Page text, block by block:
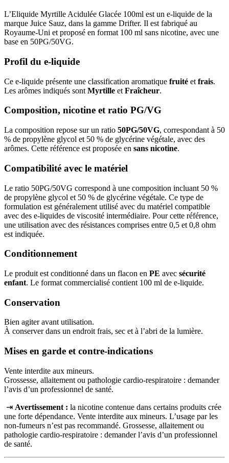
L’Eliquide Myrtille Acidulée Glacée 100ml est un e-liquide de la
marque Juice Sauz, dans la gamme Drifter. Il est fabriqué au
Royaume-Uni et proposé en format 100 ml sans nicotine, avec une
base en 50PG/50VG.
Profil du e-liquide
Ce e-liquide présente une classification aromatique fruité et frais.
Les arômes indiqués sont Myrtille et Fraîcheur.
Composition, nicotine et ratio PG/VG
La composition repose sur un ratio 50PG/50VG, correspondant à 50
% de propylène glycol et 50 % de glycérine végétale, avec des
arômes. Cette référence est proposée en sans nicotine.
Compatibilité avec le matériel
Le ratio 50PG/50VG correspond à une composition incluant 50 %
de propylène glycol et 50 % de glycérine végétale. Ce type de
formulation est généralement utilisé avec du matériel compatible
avec des e-liquides de viscosité intermédiaire. Pour cette référence,
une utilisation avec des résistances comprises entre 0,5 et 0,8 ohm
est indiquée.
Conditionnement
Le produit est conditionné dans un flacon en PE avec sécurité
enfant. Le format commercialisé contient 100 ml de e-liquide.
Conservation
Bien agiter avant utilisation.
À conserver dans un endroit frais, sec et à l’abri de la lumière.
Mises en garde et contre-indications
Vente interdite aux mineurs.
Grossesse, allaitement ou pathologie cardio-respiratoire : demander
l’avis d’un professionnel de santé.
⇥ Avertissement : la nicotine contenue dans certains produits crée
une forte dépendance. Vente interdite aux mineurs. L’usage par les
non‑fumeurs n’est pas recommandé. Grossesse, allaitement ou
pathologie cardio‑respiratoire : demander l’avis d’un professionnel
de santé.